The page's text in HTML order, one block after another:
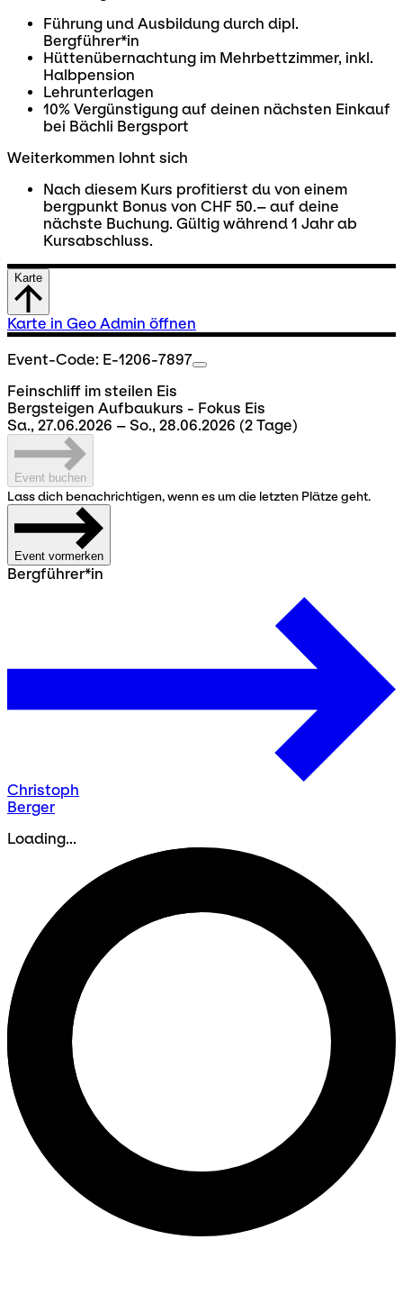
Führung und Ausbildung durch dipl.
Bergführer*in
Hüttenübernachtung im Mehrbettzimmer, inkl.
Halbpension
Lehrunterlagen
10% Vergünstigung auf deinen nächsten Einkauf
bei Bächli Bergsport
Weiterkommen lohnt sich
Nach diesem Kurs profitierst du von einem
bergpunkt Bonus von CHF 50.– auf deine
nächste Buchung. Gültig während 1 Jahr ab
Kursabschluss.
Karte
Karte in Geo Admin öffnen
Event-Code: E-1206-7897
Feinschliff im steilen Eis
Bergsteigen Aufbaukurs - Fokus Eis
Sa., 27.06.2026 – So., 28.06.2026 (2 Tage)
Event buchen
Lass dich benachrichtigen, wenn es um die letzten Plätze geht.
Event vormerken
Bergführer*in
Christoph
Berger
Loading...